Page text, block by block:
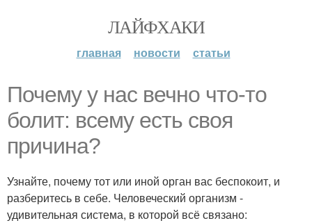
ЛАЙФХАКИ
главная новости статьи
Почему у нас вечно что-то
болит: всему есть своя
причина?
Узнайте, почему тот или иной орган вас беспокоит, и
разберитесь в себе. Человеческий организм -
удивительная система, в которой всё связано: